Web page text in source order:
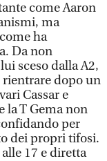
come Aaron
ma
ha
Da non
sceso dalla A2,
rientrare dopo un
Cassar e
la T Gema non
per
dei propri tifosi.
17 e diretta